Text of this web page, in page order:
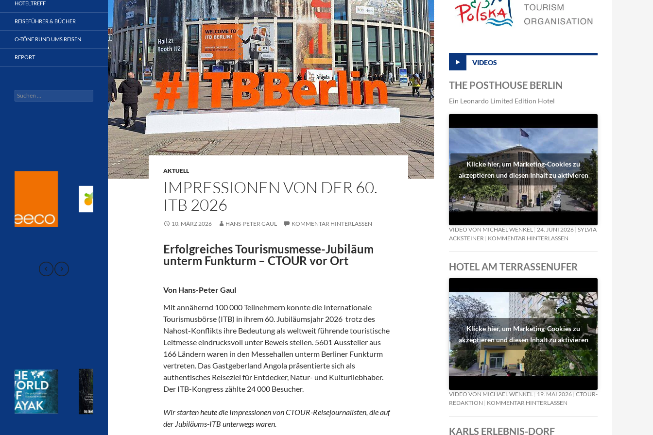
AKTUELL
IMPRESSIONEN VON DER 60.
ITB 2026
10. MÄRZ 2026 HANS-PETER GAUL KOMMENTAR HINTERLASSEN
Erfolgreiches Tourismusmesse-Jubiläum
unterm Funkturm – CTOUR vor Ort
Von Hans-Peter Gaul
Mit annähernd 100 000 Teilnehmern konnte die Internationale
Tourismusbörse (ITB) in ihrem 60. Jubiläumsjahr 2026 trotz des
Nahost-Konflikts ihre Bedeutung als weltweit führende touristische
Leitmesse eindrucksvoll unter Beweis stellen. 5601 Aussteller aus
166 Ländern waren in den Messehallen unterm Berliner Funkturm
vertreten. Das Gastgeberland Angola präsentierte sich als
authentisches Reiseziel für Entdecker, Natur- und Kulturliebhaber.
Der ITB-Kongress zählte 24 000 Besucher.
Wir starten heute die Impressionen von CTOUR-Reisejournalisten, die auf
der Jubiläums-ITB unterwegs waren.
VIDEOS
THE POSTHOUSE BERLIN
Ein Leonardo Limited Edition Hotel
Klicke hier, um Marketing-Cookies zu
akzeptieren und diesen Inhalt zu aktivieren
VIDEO VON MICHAEL WENKEL 24. JUNI 2026 SYLVIA
ACKSTEINER
KOMMENTAR HINTERLASSEN
HOTEL AM TERRASSENUFER
Klicke hier, um Marketing-Cookies zu
akzeptieren und diesen Inhalt zu aktivieren
VIDEO VON MICHAEL WENKEL 19. MAI 2026 CTOUR-
REDAKTION
KOMMENTAR HINTERLASSEN
KARLS ERLEBNIS-DORF
HOTELTREFF
REISEFÜHRER & BÜCHER
O-TÖNE RUND UMS REISEN
REPORT
Suchen
nach: